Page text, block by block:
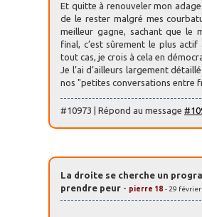
Et quitte à renouveler mon adage
de le rester malgré mes
meilleur gagne, sachant que le
final, c’est sûrement le plus actif
tout cas, je crois à cela en
Je l’ai d’ailleurs largement
nos "petites conversations entre
#10973 | Répond au message
La droite se cherche un
prendre peur - pierre 18 - 29